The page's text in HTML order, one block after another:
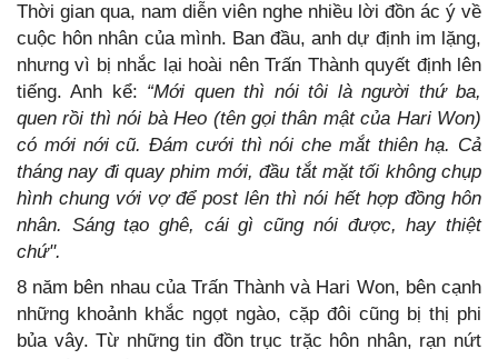
Thời gian qua, nam diễn viên nghe nhiều lời đồn ác ý về
cuộc hôn nhân của mình. Ban đầu, anh dự định im lặng,
nhưng vì bị nhắc lại hoài nên Trấn Thành quyết định lên
tiếng. Anh kể: “Mới quen thì nói tôi là người thứ ba,
quen rồi thì nói bà Heo (tên gọi thân mật của Hari Won)
có mới nới cũ. Đám cưới thì nói che mắt thiên hạ. Cả
tháng nay đi quay phim mới, đầu tắt mặt tối không chụp
hình chung với vợ để post lên thì nói hết hợp đồng hôn
nhân. Sáng tạo ghê, cái gì cũng nói được, hay thiệt
chứ".
8 năm bên nhau của Trấn Thành và Hari Won, bên cạnh
những khoảnh khắc ngọt ngào, cặp đôi cũng bị thị phi
bủa vây. Từ những tin đồn trục trặc hôn nhân, rạn nứt